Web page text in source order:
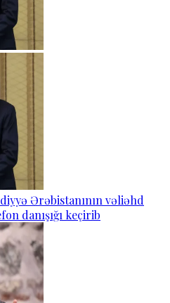
Ərəbistanının vəliəhd
danışığı keçirib